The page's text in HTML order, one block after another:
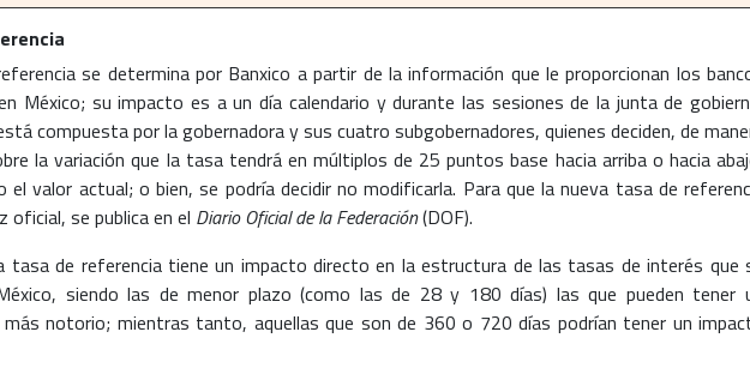
se determina por Banxico a partir de la información que le proporcionan los
México; su impacto es a un día calendario y durante las sesiones de la junta de
compuesta por la gobernadora y sus cuatro subgobernadores, quienes deciden, de
la variación que la tasa tendrá en múltiplos de 25 puntos base hacia arriba o hacia
el valor actual; o bien, se podría decidir no modificarla. Para que la nueva tasa de
oficial, se publica en el Diario Oficial de la Federación(DOF).
tasa de referencia tiene un impacto directo en la estructura de las tasas de interés que
siendo las de menor plazo (como las de 28 y 180 días) las que pueden tener
notorio; mientras tanto, aquellas que son de 360 o 720 días podrían tener un